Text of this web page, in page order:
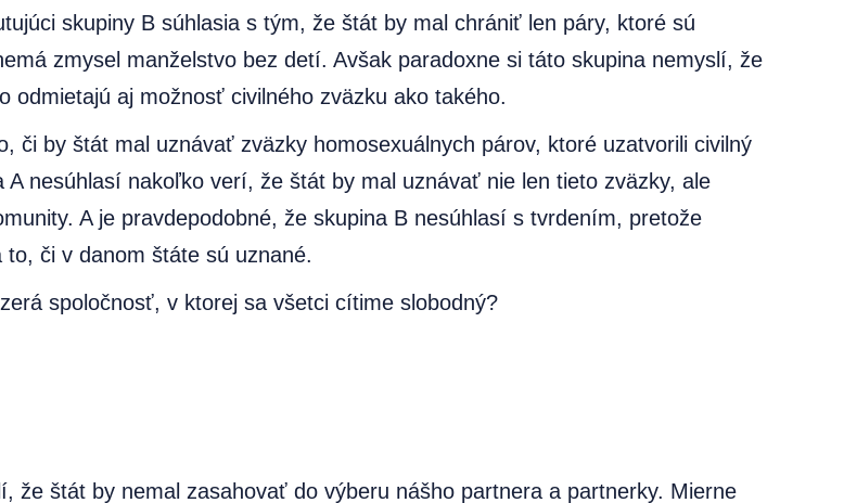
skupiny B súhlasia s tým, že štát by mal chrániť len páry, ktoré sú
zmysel manželstvo bez detí. Avšak paradoxne si táto skupina nemyslí, že
aj možnosť civilného zväzku ako takého.
či by štát mal uznávať zväzky homosexuálnych párov, ktoré uzatvorili civilný
nesúhlasí nakoľko verí, že štát by mal uznávať nie len tieto zväzky, ale
A je pravdepodobné, že skupina B nesúhlasí s tvrdením, pretože
či v danom štáte sú uznané.
spoločnosť, v ktorej sa všetci cítime slobodný?
že štát by nemal zasahovať do výberu nášho partnera a partnerky. Mierne